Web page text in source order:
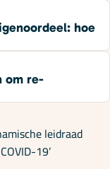
hoe
om re-
leidraad
19’